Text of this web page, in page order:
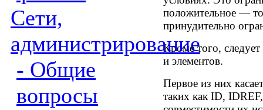
Сети,
администрирование
- Общие
вопросы
положительное —
принудительно
Кроме того,
и элементов.
Первое из них
таких как ID,